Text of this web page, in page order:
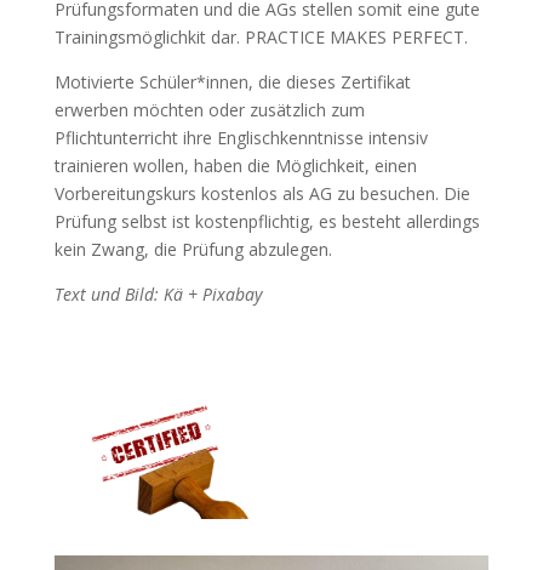
Prüfungsformaten und die AGs stellen somit eine gute
Trainingsmöglichkit dar. PRACTICE MAKES PERFECT.
Motivierte Schüler*innen, die dieses Zertifikat
erwerben möchten oder zusätzlich zum
Pflichtunterricht ihre Englischkenntnisse intensiv
trainieren wollen, haben die Möglichkeit, einen
Vorbereitungskurs kostenlos als AG zu besuchen. Die
Prüfung selbst ist kostenpflichtig, es besteht allerdings
kein Zwang, die Prüfung abzulegen.
Text und Bild: Kä + Pixabay